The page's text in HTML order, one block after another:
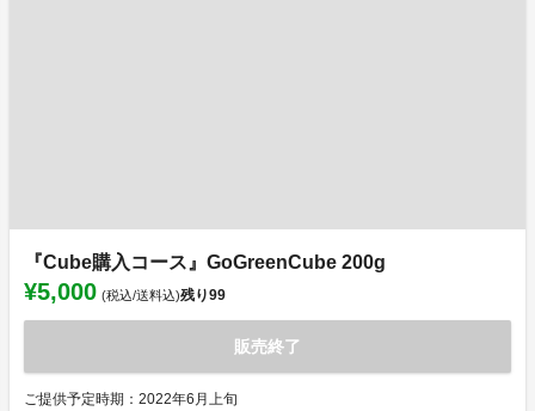
『Cube購入コース』GoGreenCube 200g
¥5,000 (税込/送料込)残り99
販売終了
ご提供予定時期：2022年6月上旬